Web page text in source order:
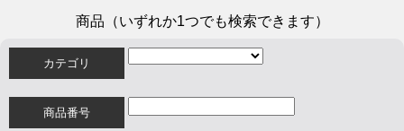
商品（いずれか1つでも検索できます）
カテゴリ
商品番号